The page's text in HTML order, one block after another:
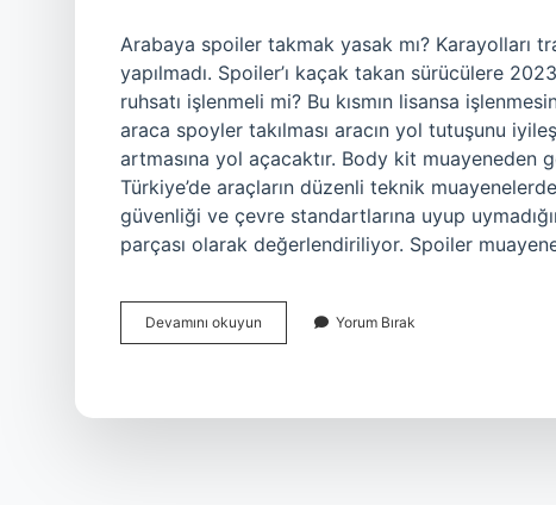
Arabaya spoiler takmak yasak mı? Karayolları
yapılmadı. Spoiler’ı kaçak takan sürücülere
ruhsatı işlenmeli mi? Bu kısmın lisansa
araca spoyler takılması aracın yol tutuşunu
artmasına yol açacaktır. Body kit
Türkiye’de araçların düzenli teknik
güvenliği ve çevre standartlarına uyup
parçası olarak değerlendiriliyor. Spoiler
Devamını okuyun
Spoiler
Yorum Bırak